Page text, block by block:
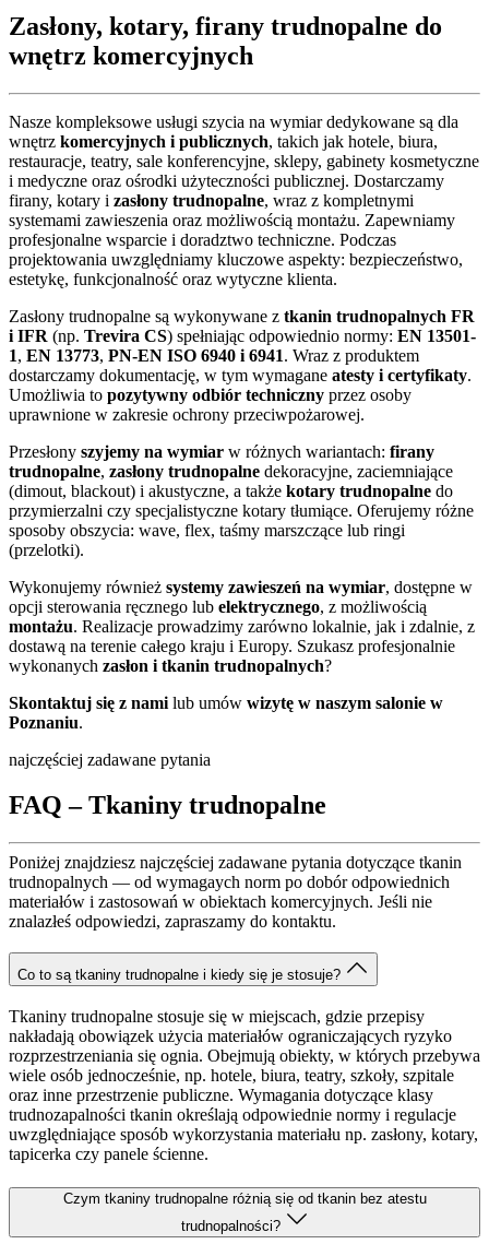
Zasłony, kotary, firany trudnopalne do
wnętrz komercyjnych
Nasze kompleksowe usługi szycia na wymiar dedykowane są dla
wnętrz komercyjnych i publicznych, takich jak hotele, biura,
restauracje, teatry, sale konferencyjne, sklepy, gabinety kosmetyczne
i medyczne oraz ośrodki użyteczności publicznej. Dostarczamy
firany, kotary i zasłony trudnopalne, wraz z kompletnymi
systemami zawieszenia oraz możliwością montażu. Zapewniamy
profesjonalne wsparcie i doradztwo techniczne. Podczas
projektowania uwzględniamy kluczowe aspekty: bezpieczeństwo,
estetykę, funkcjonalność oraz wytyczne klienta.
Zasłony trudnopalne są wykonywane z tkanin trudnopalnych FR
i IFR (np. Trevira CS) spełniając odpowiednio normy: EN 13501-
1, EN 13773, PN-EN ISO 6940 i 6941. Wraz z produktem
dostarczamy dokumentację, w tym wymagane atesty i certyfikaty.
Umożliwia to pozytywny odbiór techniczny przez osoby
uprawnione w zakresie ochrony przeciwpożarowej.
Przesłony szyjemy na wymiar w różnych wariantach: firany
trudnopalne, zasłony trudnopalne dekoracyjne, zaciemniające
(dimout, blackout) i akustyczne, a także kotary trudnopalne do
przymierzalni czy specjalistyczne kotary tłumiące. Oferujemy różne
sposoby obszycia: wave, flex, taśmy marszczące lub ringi
(przelotki).
Wykonujemy również systemy zawieszeń na wymiar, dostępne w
opcji sterowania ręcznego lub elektrycznego, z możliwością
montażu. Realizacje prowadzimy zarówno lokalnie, jak i zdalnie, z
dostawą na terenie całego kraju i Europy. Szukasz profesjonalnie
wykonanych zasłon i tkanin trudnopalnych?
Skontaktuj się z nami lub umów wizytę w naszym salonie w
Poznaniu.
najczęściej zadawane pytania
FAQ – Tkaniny trudnopalne
Poniżej znajdziesz najczęściej zadawane pytania dotyczące tkanin
trudnopalnych — od wymagaych norm po dobór odpowiednich
materiałów i zastosowań w obiektach komercyjnych. Jeśli nie
znalazłeś odpowiedzi, zapraszamy do kontaktu.
Co to są tkaniny trudnopalne i kiedy się je stosuje?
Tkaniny trudnopalne stosuje się w miejscach, gdzie przepisy
nakładają obowiązek użycia materiałów ograniczających ryzyko
rozprzestrzeniania się ognia. Obejmują obiekty, w których przebywa
wiele osób jednocześnie, np. hotele, biura, teatry, szkoły, szpitale
oraz inne przestrzenie publiczne. Wymagania dotyczące klasy
trudnozapalności tkanin określają odpowiednie normy i regulacje
uwzględniające sposób wykorzystania materiału np. zasłony, kotary,
tapicerka czy panele ścienne.
Czym tkaniny trudnopalne różnią się od tkanin bez atestu
trudnopalności?